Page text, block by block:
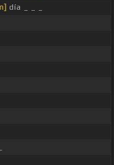
día _ _ _